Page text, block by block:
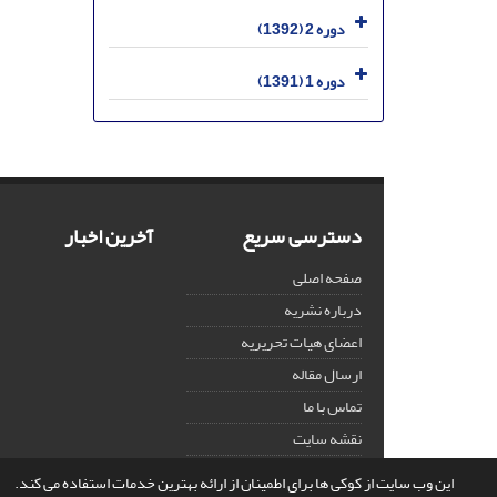
این وب سایت از کوکی ها برای اطمینان از ارائه بهترین خدمات استفاده می کند.
دوره 2 (1392)
دوره 1 (1391)
دسترسی سریع
صفحه اصلی
درباره نشریه
اعضای هیات تحریریه
ارسال مقاله
تماس با ما
نقشه سایت
آخرین اخبار